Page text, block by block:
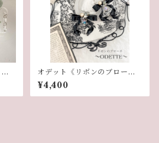
オデット《リボンのブロー
チ》
¥4,400